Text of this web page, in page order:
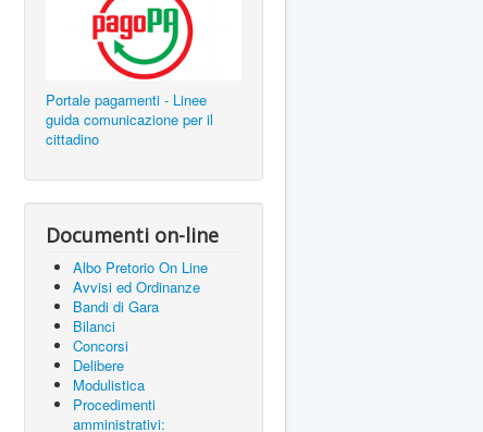
Portale pagamenti - Linee
guida comunicazione per il
cittadino
Documenti on-line
Albo Pretorio On Line
Avvisi ed Ordinanze
Bandi di Gara
Bilanci
Concorsi
Delibere
Modulistica
Procedimenti
amministrativi: